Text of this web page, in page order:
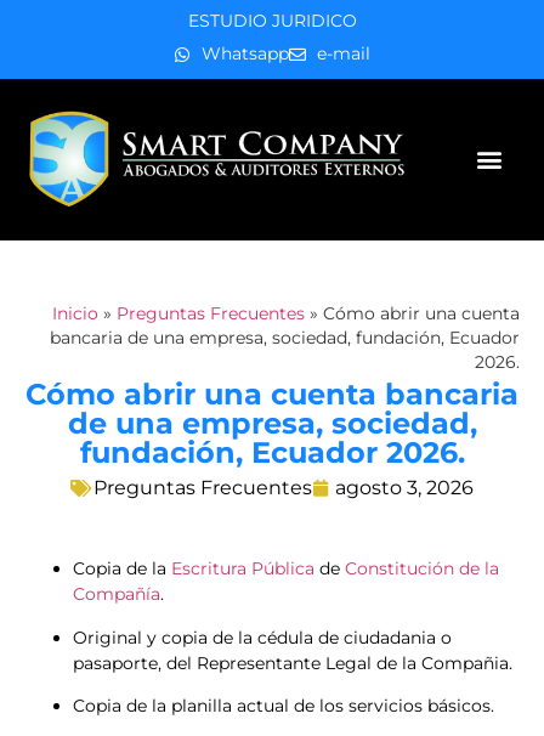
ESTUDIO JURIDICO
Whatsapp
e-mail
Inicio » Preguntas Frecuentes » Cómo abrir una cuenta
bancaria de una empresa, sociedad, fundación, Ecuador
2026.
Cómo abrir una cuenta bancaria
de una empresa, sociedad,
fundación, Ecuador 2026.
Preguntas Frecuentes agosto 3, 2026
Copia de la Escritura Pública de Constitución de la
Compañía.
Original y copia de la cédula de ciudadania o
pasaporte, del Representante Legal de la Compañia.
Copia de la planilla actual de los servicios básicos.